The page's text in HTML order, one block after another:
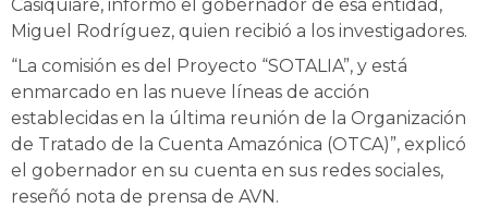
Casiquiare, informó el gobernador de esa entidad,
Miguel Rodríguez, quien recibió a los investigadores.
“La comisión es del Proyecto “SOTALIA”, y está
enmarcado en las nueve líneas de acción
establecidas en la última reunión de la Organización
de Tratado de la Cuenta Amazónica (OTCA)”, explicó
el gobernador en su cuenta en sus redes sociales,
reseñó nota de prensa de AVN.